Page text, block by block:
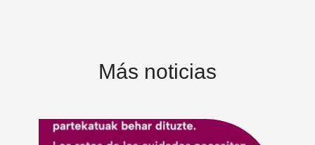
Más noticias